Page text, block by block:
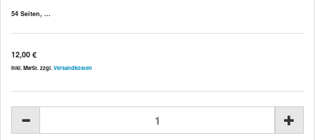
54 Seiten, ...
12,00 €
inkl. MwSt. zzgl. Versandkosten